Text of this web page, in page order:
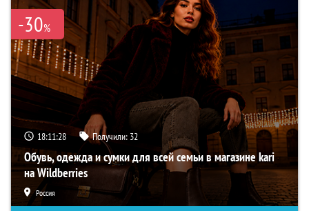
-30%
18:11:27 Получили: 32
Обувь, одежда и сумки для всей семьи в магазине kari
на Wildberries
Россия